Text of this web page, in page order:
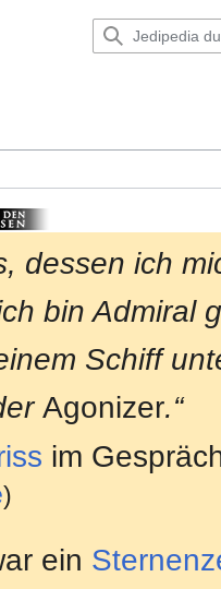
dessen ich
bin Admiral
Schiff
Agonizer.“
im
)
ein